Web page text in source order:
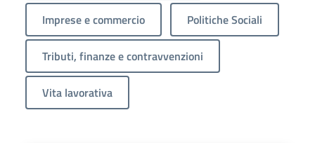
Imprese e commercio Politiche Sociali
Tributi, finanze e contravvenzioni
Vita lavorativa